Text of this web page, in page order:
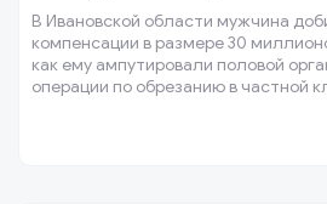
В Ивановской области мужчина
компенсации в размере 30
как ему ампутировали половой
операции по обрезанию в частной